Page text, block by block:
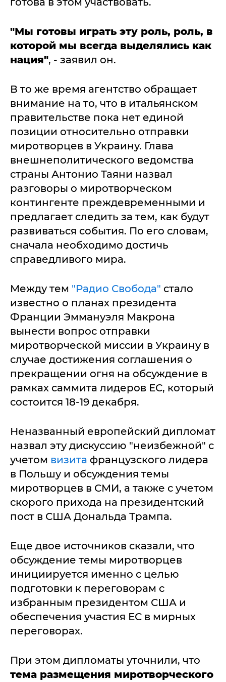
"Мы готовы играть эту роль, роль, в
которой мы всегда выделялись как
нация", - заявил он.
В то же время агентство обращает
внимание на то, что в итальянском
правительстве пока нет единой
позиции относительно отправки
миротворцев в Украину. Глава
внешнеполитического ведомства
страны Антонио Таяни назвал
разговоры о миротворческом
контингенте преждевременными и
предлагает следить за тем, как будут
развиваться события. По его словам,
сначала необходимо достичь
справедливого мира.
Между тем "Радио Свобода" стало
известно о планах президента
Франции Эммануэля Макрона
вынести вопрос отправки
миротворческой миссии в Украину в
случае достижения соглашения о
прекращении огня на обсуждение в
рамках саммита лидеров ЕС, который
состоится 18-19 декабря.
Неназванный европейский дипломат
назвал эту дискуссию "неизбежной" с
учетом визита французского лидера
в Польшу и обсуждения темы
миротворцев в СМИ, а также с учетом
скорого прихода на президентский
пост в США Дональда Трампа.
Еще двое источников сказали, что
обсуждение темы миротворцев
инициируется именно с целью
подготовки к переговорам с
избранным президентом США и
обеспечения участия ЕС в мирных
переговорах.
При этом дипломаты уточнили, что
тема размещения миротворческого